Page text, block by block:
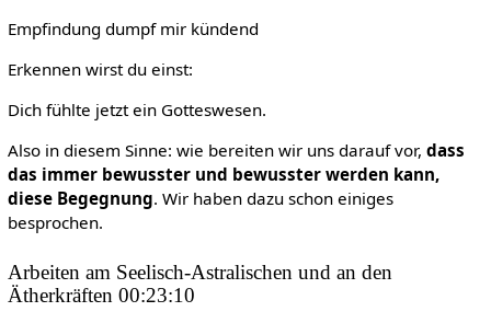
Empfindung dumpf mir kündend
Erkennen wirst du einst:
Dich fühlte jetzt ein Gotteswesen.
Also in diesem Sinne: wie bereiten wir uns darauf vor, dass
das immer bewusster und bewusster werden kann,
diese Begegnung. Wir haben dazu schon einiges
besprochen.
Arbeiten am Seelisch-Astralischen und an den
Ätherkräften 00:23:10